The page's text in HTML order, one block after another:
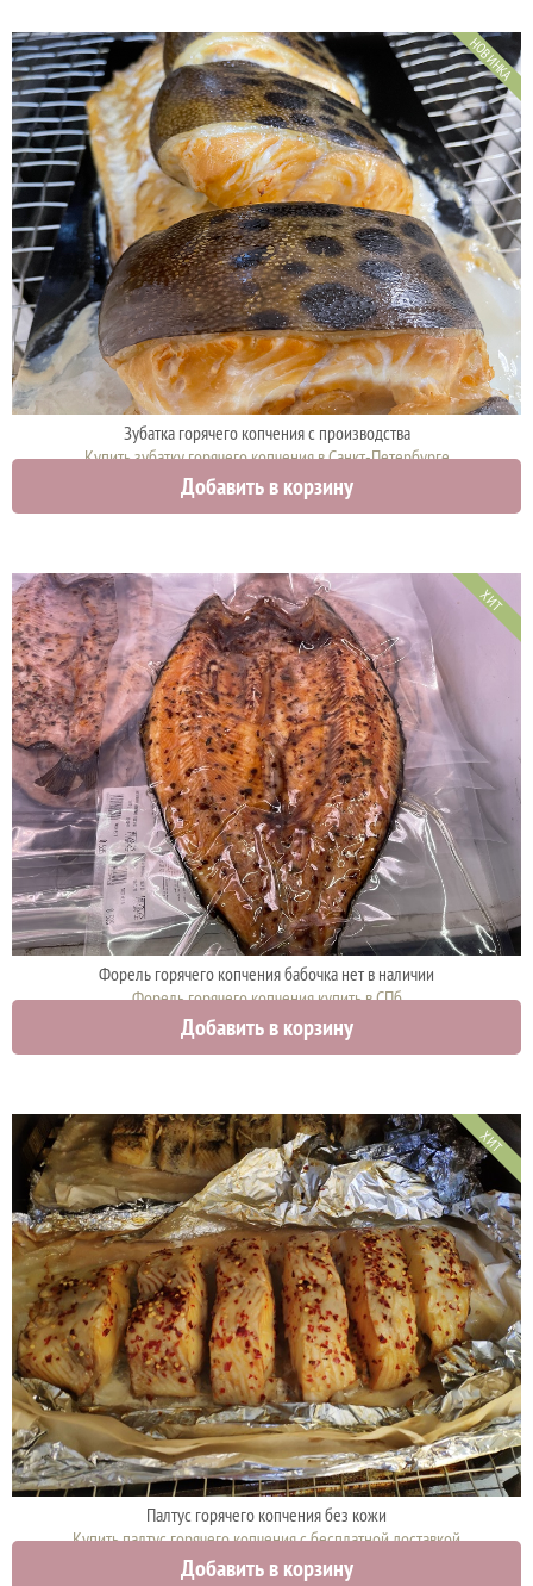
НОВИНКА
Зубатка горячего копчения с производства
Купить зубатку горячего копчения в Санкт-Петербурге
1490 руб.
Добавить в корзину
ХИТ
Форель горячего копчения бабочка нет в наличии
Форель горячего копчения купить в СПб
910 руб.
Добавить в корзину
ХИТ
Палтус горячего копчения без кожи
Купить палтус горячего копчения с бесплатной доставкой
3450 руб.
Добавить в корзину